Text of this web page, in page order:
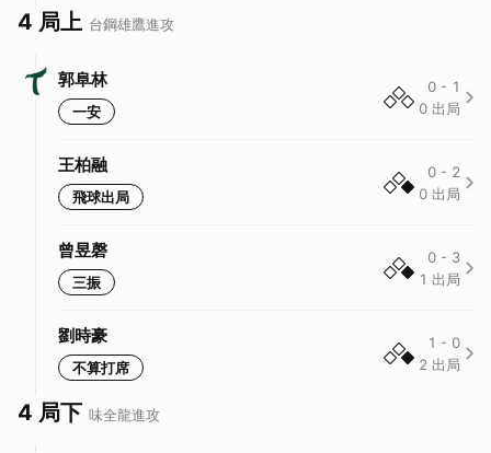
4 局上 台鋼雄鷹進攻
郭阜林
一安
0 - 1
0 出局
王柏融
飛球出局
0 - 2
0 出局
曾昱磬
三振
0 - 3
1 出局
劉時豪
不算打席
1 - 0
2 出局
4 局下 味全龍進攻